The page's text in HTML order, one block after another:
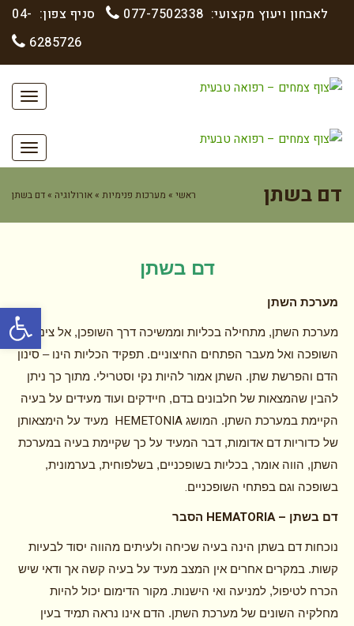
לאבחון ויעוץ מקצועי: 077-7502338 סניף צפון: 04-
6285726
דם בשתן ראשי » מערכות פנימיות »אורולוגיה »דם בשתן
דם בשתן
מערכת השתן
מערכת השתן, מתחילה בכליות וממשיכה דרך השופכן, אל צינור
השופכה ואל מעבר הפתחים החיצוניים. תפקיד הכליות הינו – סינון
הדם והפרשת שתן. השתן אמור להיות נקי וסטרילי. מתוך כך ניתן
להבין שהמצאות של חלבונים בדם, חיידקים ועוד מעידים על בעיה
הקיימת במערכת השתן. המושג HEMETONIA מעיד על הימצאותן
של כדוריות דם אדומות, דבר המעיד על כך שקיימת בעיה במערכת
השתן, הווה אומר, בכליות בשופכניים, בשלפוחית, בערמונית,
בשופכה וגם בפתחי השופכניים.
דם בשתן HEMATORIA – הסבר
נוכחות דם בשתן הינה בעיה שכיחה ולעיתים מהווה יסוד לבעיות
קשות. במקרים אחרים אין המצב מעיד על בעיה קשה אך ודאי שיש
הכרח לטיפול, למניעה ואי הישנות. מקור הדימום יכול להיות
מחלקיה השונים של מערכת השתן. הדם אינו נראה תמיד בעין
פתח